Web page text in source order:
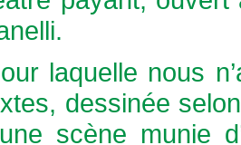
laquelle nous
dessinée
scène munie